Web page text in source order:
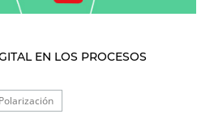
EN LOS PROCESOS
Polarización